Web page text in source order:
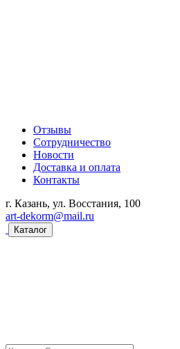
Отзывы
Сотрудничество
Новости
Доставка и оплата
Контакты
г. Казань, ул. Восстания, 100
art-dekorm@mail.ru
Каталог